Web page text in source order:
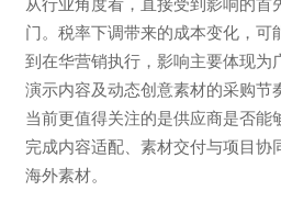
门。税率下调带来的成本变化，可
到在华营销执行，影响主要体现为
演示内容及动态创意素材的采购节
当前更值得关注的是供应商是否能
完成内容适配、素材交付与项目协
海外素材。